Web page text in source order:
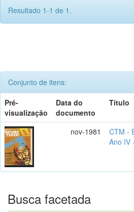
Resultado 1-1 de 1.
Conjunto de itens:
Pré-
visualização
Data do
documento
Título
nov-1981
CTM -
Ano IV
Busca facetada